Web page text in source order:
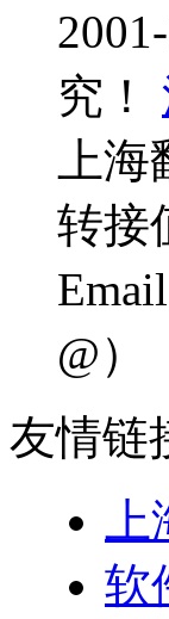
究！
上
转接
@）
友情链
软